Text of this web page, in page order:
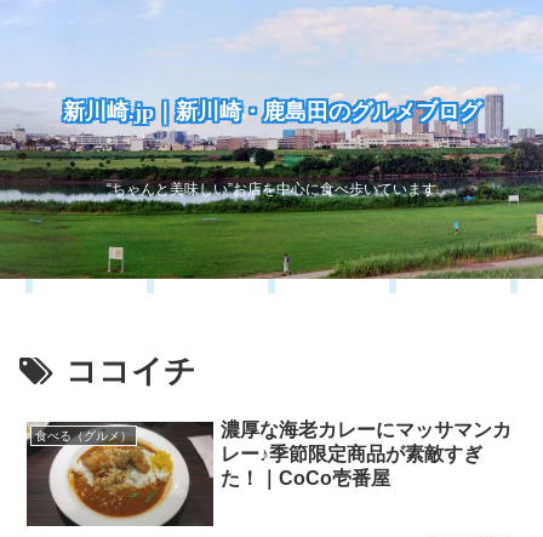
新川崎.jp｜新川崎・鹿島田のグルメブログ
“ちゃんと美味しい”お店を中心に食べ歩いています
ココイチ
食べる（グルメ）
濃厚な海老カレーにマッサマンカ
レー♪季節限定商品が素敵すぎ
た！｜CoCo壱番屋